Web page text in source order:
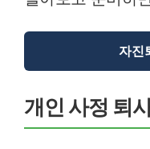
자진
개인 사정 퇴